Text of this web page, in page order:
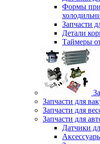
Формы
Запчасти
Детали
Таймеры
Запчасти для
Запчасти для
Запчасти для
Датчики